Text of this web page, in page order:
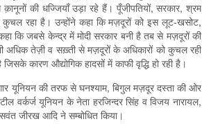
की धज्जियाँ उड़ा रहे हैं। पूँजीपतियों, सरकार, श्रम
कुचल रहा है। उन्होंने कहा कि मज़दूरों को इस लूट-खसोट,
कि जबसे केन्द्र में मोदी सरकार बनी है तब से मज़दूरों की
अधिक तेज़ी व सख़्ती से मज़दूरों के अधिकारों को कुचल रही
कारण औद्योगिक हादसों में काफी वृद्धि हो रही है।
यूनियन की तरफ से घनश्याम, बिगुल मज़दूर दस्ता की ओर
वर्कर्ज यूनियन के नेता हरजिन्दर सिंह व विजय नारायल,
जीरख आदि ने सम्बोधित किया।